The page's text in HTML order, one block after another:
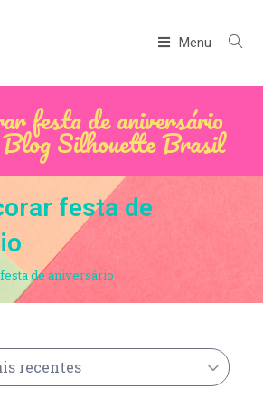
Menu
festa de aniversário
Silhouette Brasil
festa de
de aniversário
recentes